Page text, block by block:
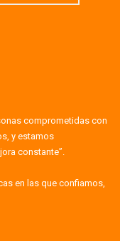
comprometidas con
y estamos
constante”.
en las que confiamos,